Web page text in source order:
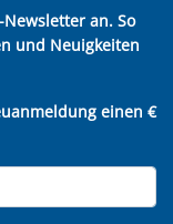
an. So
und Neuigkeiten
einen €